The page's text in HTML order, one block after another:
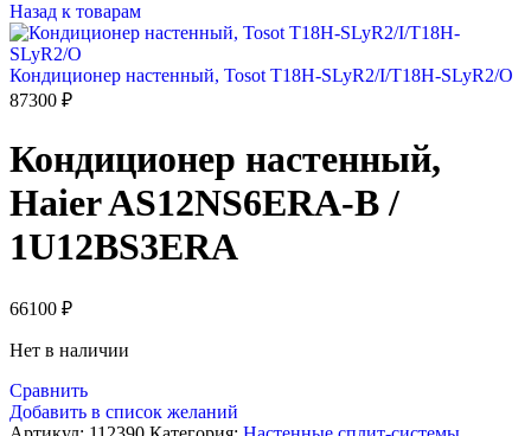
Назад к товарам
Кондиционер настенный, Tosot T18H-SLyR2/I/T18H-SLyR2/O
87300 ₽
Кондиционер настенный,
Haier AS12NS6ERA-B /
1U12BS3ERA
66100 ₽
Нет в наличии
Сравнить
Добавить в список желаний